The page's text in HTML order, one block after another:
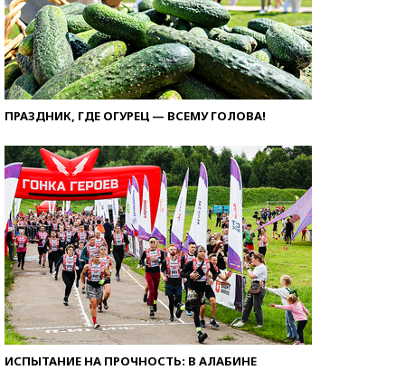
ПРАЗДНИК, ГДЕ ОГУРЕЦ — ВСЕМУ ГОЛОВА!
ИСПЫТАНИЕ НА ПРОЧНОСТЬ: В АЛАБИНЕ